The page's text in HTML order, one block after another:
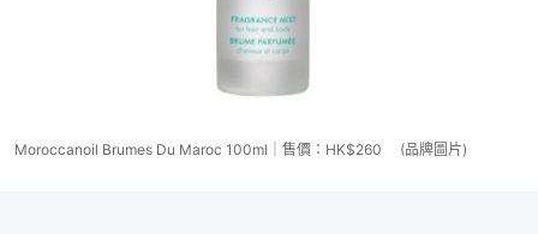
Moroccanoil Brumes Du Maroc 100ml｜售價：HK$260 (品牌圖片)